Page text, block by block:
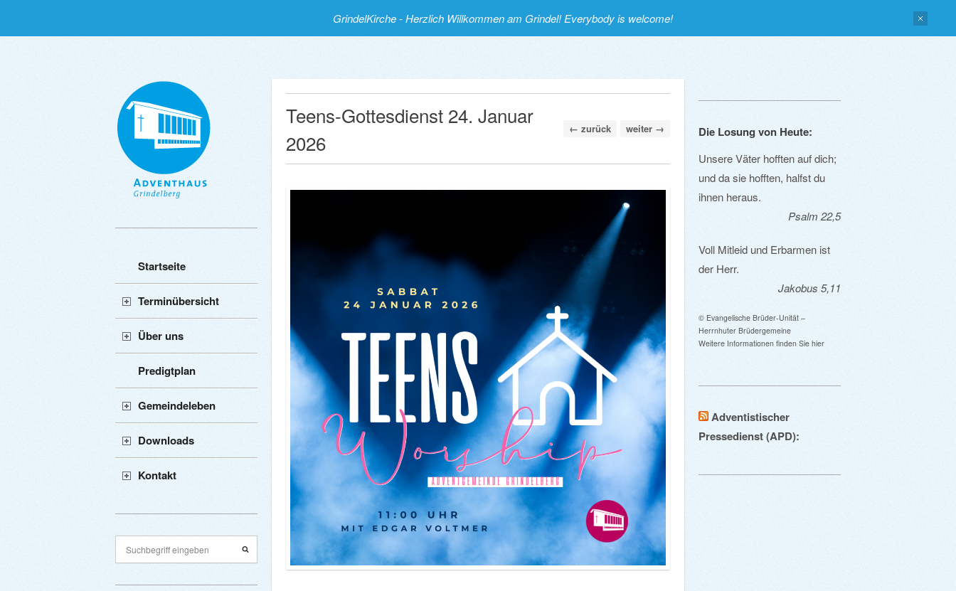
GrindelKirche - Herzlich Willkommen am Grindel! Everybody is welcome!
Startseite
Terminübersicht
Über uns
Predigtplan
Gemeindeleben
Downloads
Kontakt
Die Losung von Heute:
Unsere Väter hofften auf dich;
und da sie hofften, halfst du
ihnen heraus.
Psalm 22,5
Voll Mitleid und Erbarmen ist
der Herr.
Jakobus 5,11
© Evangelische Brüder-Unität –
Herrnhuter Brüdergemeine
Weitere Informationen finden Sie hier
Adventistischer
Pressedienst (APD):
Teens-Gottesdienst 24. Januar
2026
← zurück weiter →